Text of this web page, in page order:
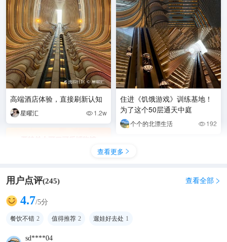
高端酒店体验，直接刷新认知
星曜汇  1.2w
住进《饥饿游戏》训练基地！
为了这个50层通天中庭
个个的北漂生活  192
查看更多 
用户点评(245) 查看全部 
4.7/5分
餐饮不错 2 值得推荐 2 遛娃好去处 1
sd****04